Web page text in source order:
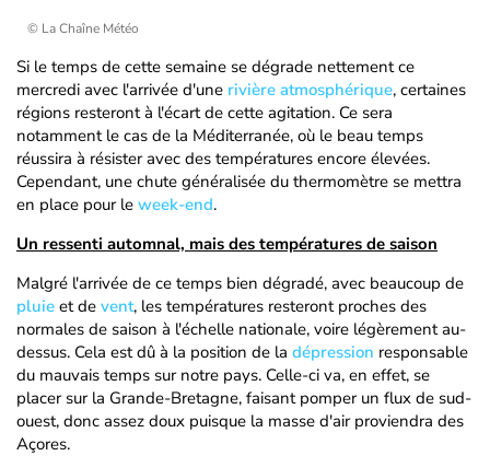
© La Chaîne Météo
Si le temps de cette semaine se dégrade nettement ce
mercredi avec l'arrivée d'une rivière atmosphérique, certaines
régions resteront à l'écart de cette agitation. Ce sera
notamment le cas de la Méditerranée, où le beau temps
réussira à résister avec des températures encore élevées.
Cependant, une chute généralisée du thermomètre se mettra
en place pour le week-end.
Un ressenti automnal, mais des températures de saison
Malgré l'arrivée de ce temps bien dégradé, avec beaucoup de
pluie et de vent, les températures resteront proches des
normales de saison à l'échelle nationale, voire légèrement au-
dessus. Cela est dû à la position de la dépression responsable
du mauvais temps sur notre pays. Celle-ci va, en effet, se
placer sur la Grande-Bretagne, faisant pomper un flux de sud-
ouest, donc assez doux puisque la masse d'air proviendra des
Açores.